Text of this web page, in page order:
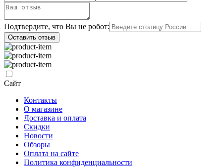
Подтвердите, что Вы не робот:
Оставить отзыв
Сайт
Контакты
О магазине
Доставка и оплата
Скидки
Новости
Обзоры
Оплата на сайте
Политика конфиденциальности